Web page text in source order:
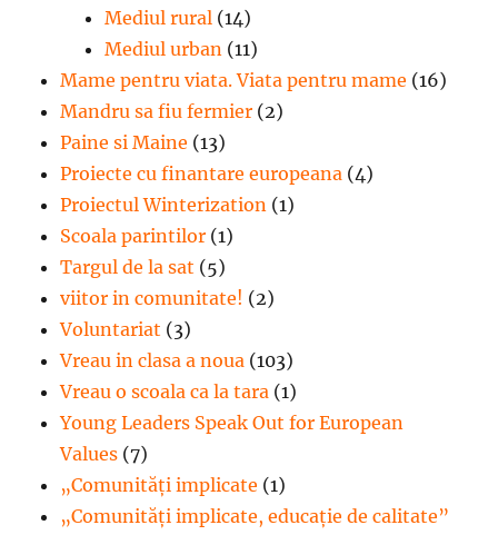
Mediul rural (14)
Mediul urban (11)
Mame pentru viata. Viata pentru mame (16)
Mandru sa fiu fermier (2)
Paine si Maine (13)
Proiecte cu finantare europeana (4)
Proiectul Winterization (1)
Scoala parintilor (1)
Targul de la sat (5)
viitor in comunitate! (2)
Voluntariat (3)
Vreau in clasa a noua (103)
Vreau o scoala ca la tara (1)
Young Leaders Speak Out for European
Values (7)
„Comunități implicate (1)
„Comunități implicate, educație de calitate”